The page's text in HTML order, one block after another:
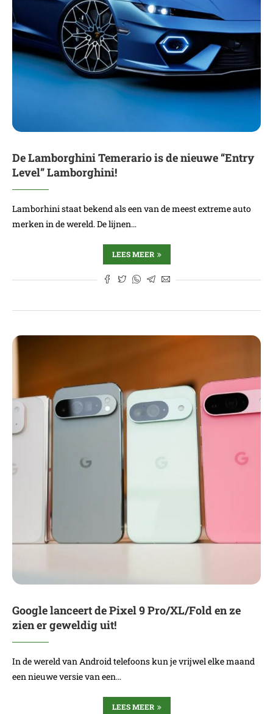
De Lamborghini Temerario is de nieuwe “Entry
Level” Lamborghini!
Lamborhini staat bekend als een van de meest extreme auto
merken in de wereld. De lijnen…
LEES MEER
Google lanceert de Pixel 9 Pro/XL/Fold en ze
zien er geweldig uit!
In de wereld van Android telefoons kun je vrijwel elke maand
een nieuwe versie van een…
LEES MEER